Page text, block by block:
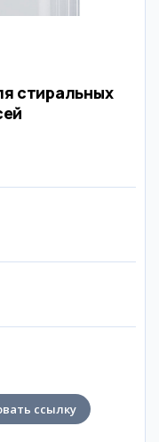
стиральных
ссылку